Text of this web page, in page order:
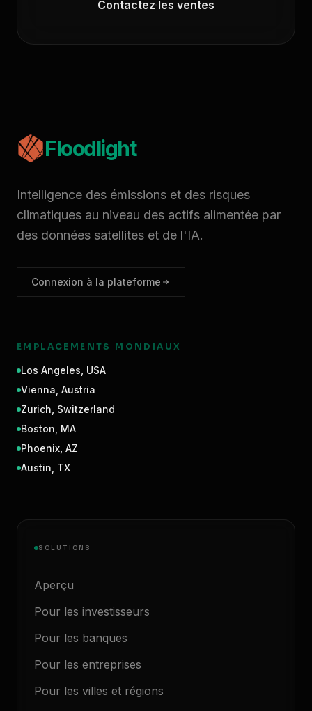
Contactez les ventes
Floodlight
Intelligence des émissions et des risques
climatiques au niveau des actifs alimentée par
des données satellites et de l'IA.
Connexion à la plateforme
EMPLACEMENTS MONDIAUX
Los Angeles USA
Vienna Austria
Zurich Switzerland
Boston MA
Phoenix AZ
Austin TX
SOLUTIONS
Aperçu
Pour les investisseurs
Pour les banques
Pour les entreprises
Pour les villes et régions